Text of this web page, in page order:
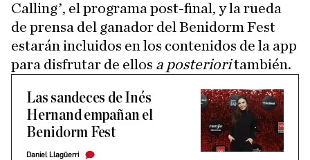
Calling’, el programa post-final, y la rueda
de prensa del ganador del Benidorm Fest
estarán incluidos en los contenidos de la app
para disfrutar de ellos a posterioritambién.
Las sandeces de Inés
Hernand empañan el
Benidorm Fest
Daniel Llagüerri